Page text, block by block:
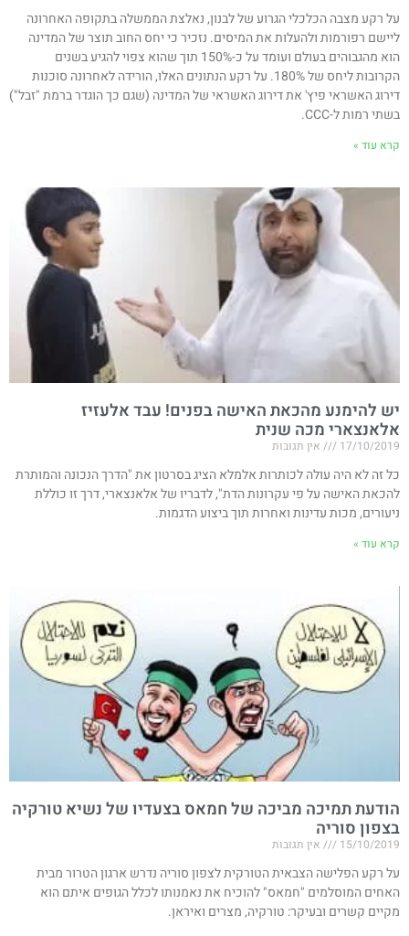
על רקע מצבה הכלכלי הגרוע של לבנון, נאלצת הממשלה בתקופה האחרונה
ליישם רפורמות ולהעלות את המיסים. נזכיר כי יחס החוב תוצר של המדינה
הוא מהגבוהים בעולם ועומד על כ-150% תוך שהוא צפוי להגיע בשנים
הקרובות ליחס של 180%. על רקע הנתונים האלו, הורידה לאחרונה סוכנות
דירוג האשראי פיץ' את דירוג האשראי של המדינה (שגם כך הוגדר ברמת "זבל")
בשתי רמות ל-CCC.
קרא עוד »
יש להימנע מהכאת האישה בפנים! עבד אלעזיז
אלאנצארי מכה שנית​
17/10/2019 אין תגובות
כל זה לא היה עולה לכותרות אלמלא הציג בסרטון את "הדרך הנכונה והמותרת
להכאת האישה על פי עקרונות הדת", לדבריו של אלאנצארי, דרך זו כוללת
ניעורים, מכות עדינות ואחרות תוך ביצוע הדגמות.
קרא עוד »
הודעת תמיכה מביכה של חמאס בצעדיו של נשיא טורקיה
בצפון סוריה​​
15/10/2019 אין תגובות
על רקע הפלישה הצבאית הטורקית לצפון סוריה נדרש ארגון הטרור מבית
האחים המוסלמים "חמאס" להוכיח את נאמנותו לכלל הגופים איתם הוא
מקיים קשרים ובעיקר: טורקיה, מצרים ואיראן.